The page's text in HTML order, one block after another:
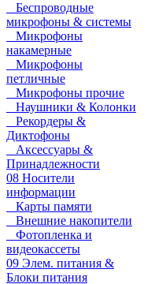
Беспроводные
микрофоны & системы
Микрофоны
накамерные
Микрофоны
петличные
Микрофоны прочие
Наушники & Колонки
Рекордеры &
Диктофоны
Аксессуары &
Принадлежности
08 Носители
информации
Карты памяти
Внешние накопители
Фотопленка и
видеокассеты
09 Элем. питания &
Блоки питания